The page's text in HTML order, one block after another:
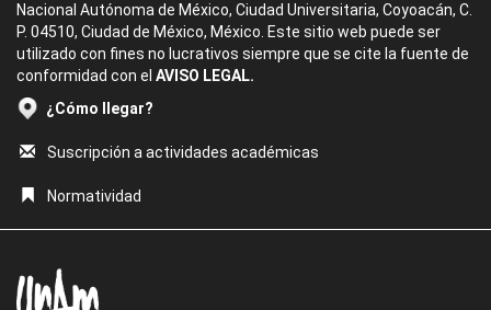
Nacional Autónoma de México, Ciudad Universitaria, Coyoacán, C.
P. 04510, Ciudad de México, México. Este sitio web puede ser
utilizado con fines no lucrativos siempre que se cite la fuente de
conformidad con el AVISO LEGAL.
¿Cómo llegar?
Suscripción a actividades académicas
Normatividad